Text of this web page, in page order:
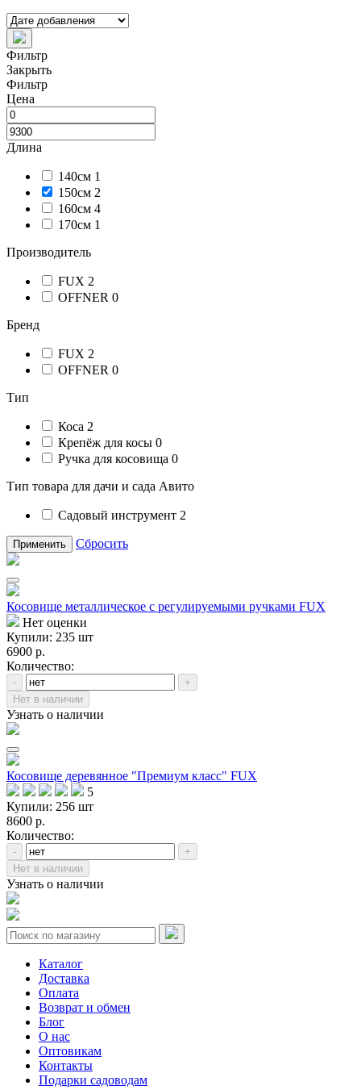
Фильтр
Закрыть
Фильтр
Цена
Длина
140см 1
150см 2
160см 4
170см 1
Производитель
FUX 2
OFFNER 0
Бренд
FUX 2
OFFNER 0
Тип
Коса 2
Крепёж для косы 0
Ручка для косовища 0
Тип товара для дачи и сада Авито
Садовый инструмент 2
Применить Сбросить
Косовище металлическое с регулируемыми ручками FUX
Нет оценки
Купили: 235 шт
6900 р.
Количество:
-
+
Нет в наличии
Узнать о наличии
Косовище деревянное "Премиум класс" FUX
5
Купили: 256 шт
8600 р.
Количество:
-
+
Нет в наличии
Узнать о наличии
Каталог
Доставка
Оплата
Возврат и обмен
Блог
О нас
Оптовикам
Контакты
Подарки садоводам